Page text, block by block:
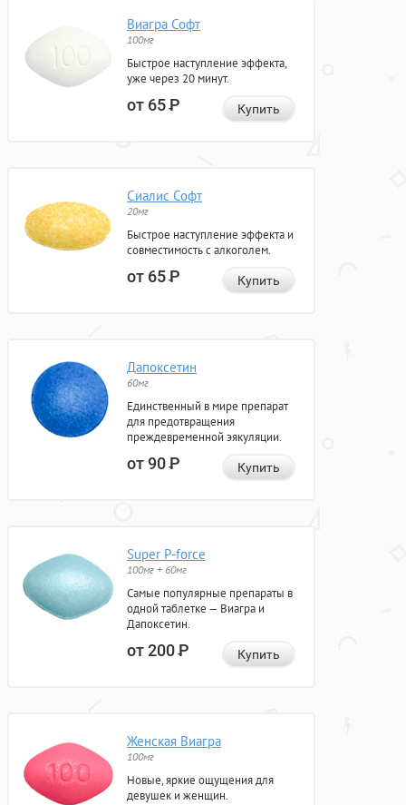
Виагра Софт
100мг
Быстрое наступление эффекта,
уже через 20 минут.
от 65Р Купить
Сиалис Софт
20мг
Быстрое наступление эффекта и
совместимость с алкоголем.
от 65Р Купить
Дапоксетин
60мг
Единственный в мире препарат
для предотвращения
преждевременной эякуляции.
от 90Р Купить
Super P-force
100мг + 60мг
Самые популярные препараты в
одной таблетке — Виагра и
Дапоксетин.
от 200Р Купить
Женская Виагра
100мг
Новые, яркие ощущения для
девушек и женщин.